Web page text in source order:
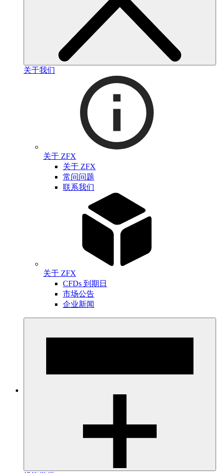
关于我们
关于 ZFX
关于 ZFX
常问问题
联系我们
关于 ZFX
CFDs 到期日
市场公告
企业新闻